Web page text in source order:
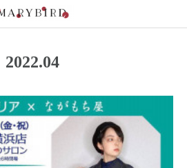
2022.04